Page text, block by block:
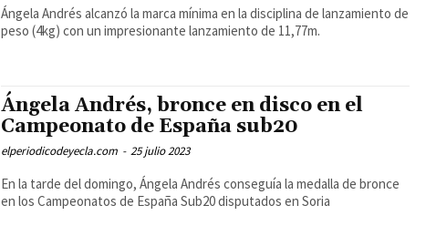
Ángela Andrés alcanzó la marca mínima en la disciplina de lanzamiento de
peso (4kg) con un impresionante lanzamiento de 11,77m.
Ángela Andrés, bronce en disco en el
Campeonato de España sub20
elperiodicodeyecla.com - 25 julio 2023
En la tarde del domingo, Ángela Andrés conseguía la medalla de bronce
en los Campeonatos de España Sub20 disputados en Soria